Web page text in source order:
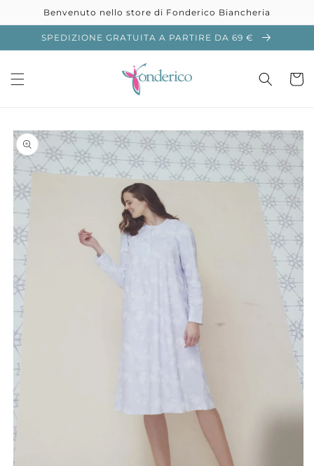
direttamente
ai contenuti
Benvenuto nello store di Fonderico Biancheria
SPEDIZIONE GRATUITA A PARTIRE DA 69 €
Passa alle
informazioni
sul prodotto